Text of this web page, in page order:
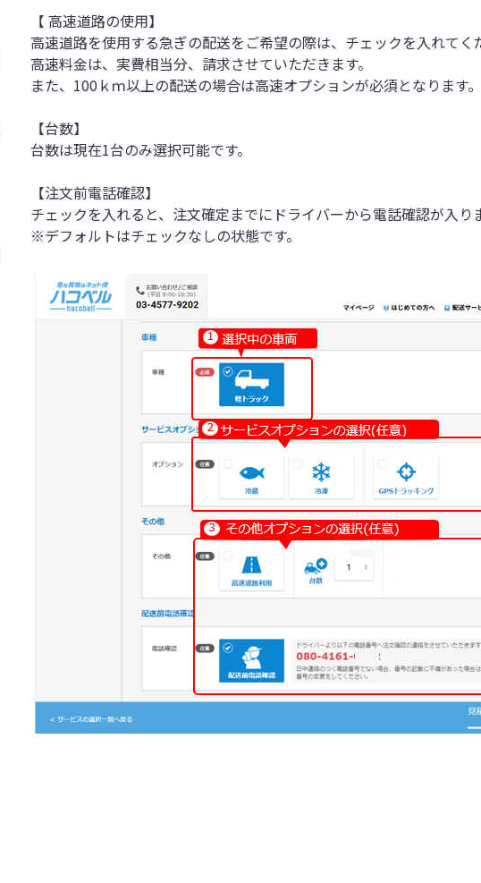
【 高速道路の使用】
高速道路を使用する急ぎの配送をご希望の際は、チェックを入れてく
高速料金は、実費相当分、請求させていただきます。
また、100ｋｍ以上の配送の場合は高速オプションが必須となります。
【台数】
台数は現在1台のみ選択可能です。
【注文前電話確認】
チェックを入れると、注文確定までにドライバーから電話確認が入り
※デフォルトはチェックなしの状態です。